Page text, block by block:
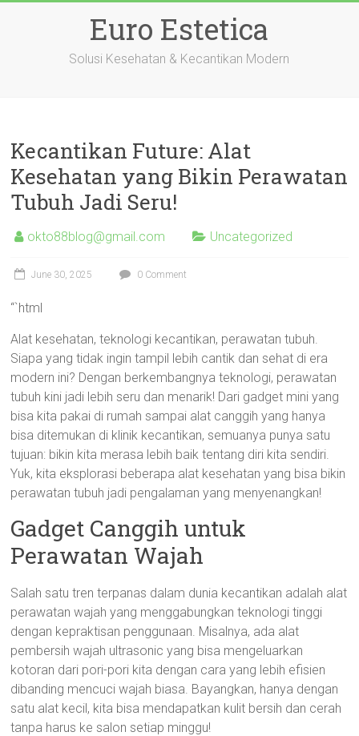
Euro Estetica
Solusi Kesehatan & Kecantikan Modern
Kecantikan Future: Alat
Kesehatan yang Bikin Perawatan
Tubuh Jadi Seru!
okto88blog@gmail.com Uncategorized
June 30, 2025 0 Comment
“`html
Alat kesehatan, teknologi kecantikan, perawatan tubuh.
Siapa yang tidak ingin tampil lebih cantik dan sehat di era
modern ini? Dengan berkembangnya teknologi, perawatan
tubuh kini jadi lebih seru dan menarik! Dari gadget mini yang
bisa kita pakai di rumah sampai alat canggih yang hanya
bisa ditemukan di klinik kecantikan, semuanya punya satu
tujuan: bikin kita merasa lebih baik tentang diri kita sendiri.
Yuk, kita eksplorasi beberapa alat kesehatan yang bisa bikin
perawatan tubuh jadi pengalaman yang menyenangkan!
Gadget Canggih untuk
Perawatan Wajah
Salah satu tren terpanas dalam dunia kecantikan adalah alat
perawatan wajah yang menggabungkan teknologi tinggi
dengan kepraktisan penggunaan. Misalnya, ada alat
pembersih wajah ultrasonic yang bisa mengeluarkan
kotoran dari pori-pori kita dengan cara yang lebih efisien
dibanding mencuci wajah biasa. Bayangkan, hanya dengan
satu alat kecil, kita bisa mendapatkan kulit bersih dan cerah
tanpa harus ke salon setiap minggu!